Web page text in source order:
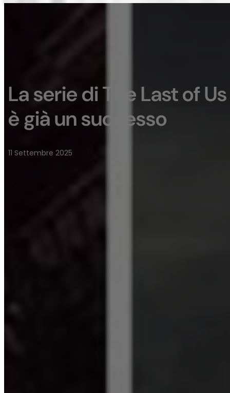
La serie di The Last of Us
è già un successo
11 Settembre 2025